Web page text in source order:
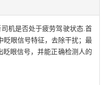
机是否处于疲劳驾驶状态.首
眨眼信号特征，去除干扰；最
眼信号，并能正确检测人的